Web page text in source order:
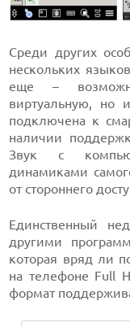
Среди других
нескольких
еще –
виртуальную, но
подключена к
наличии
Звук с
динамиками
от стороннего
Единственный
другими
которая вряд ли
на телефоне Full
формат